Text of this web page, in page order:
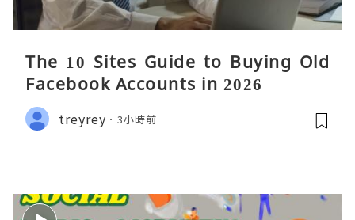
The 10 Sites Guide to Buying Old
Facebook Accounts in 2026
treyrey 3小時前